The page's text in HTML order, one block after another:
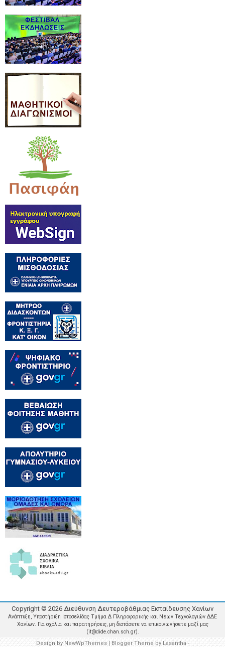
Copyright © 2026 Διεύθυνση Δευτεροβάθμιας Εκπαίδευσης Χανίων
Ανάπτυξη, Υποστήριξη Ιστοσελίδας Τμήμα Δ Πληροφορικής και Νέων Τεχνολογιών ΔΔΕ
Χανίων. Για σχόλια και παρατηρήσεις, μη διστάσετε να επικοινωνήσετε μαζί μας
(it@dide.chan.sch.gr).
Design byNewWpThemes| Blogger Theme byLasantha -